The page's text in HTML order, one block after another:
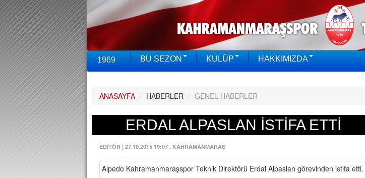
1969 BU SEZON KULÜP HAKKIMIZDA
ANASAYFA / HABERLER / GENEL HABERLER
ERDAL ALPASLAN İSTİFA ETTİ
EDITÖR | 27.10.2015 19:07 , KAHRAMANMARAŞ
Alpedo Kahramanmaraşspor Teknik Direktörü Erdal Alpaslan görevinden istifa etti.